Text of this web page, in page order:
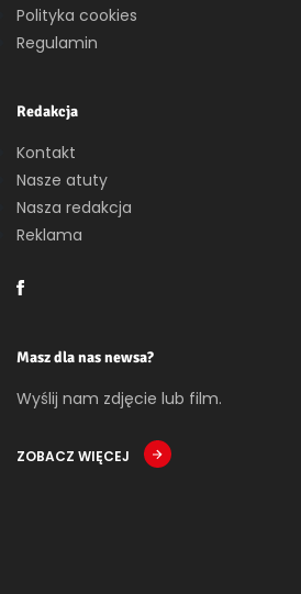
Polityka cookies
Regulamin
Redakcja
Kontakt
Nasze atuty
Nasza redakcja
Reklama
Masz dla nas newsa?
Wyślij nam zdjęcie lub film.
ZOBACZ WIĘCEJ